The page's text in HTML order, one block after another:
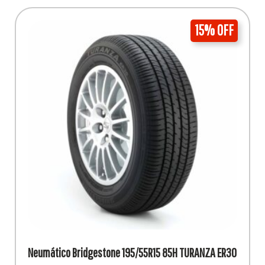
15% OFF
Neumático Bridgestone 195/55R15 85H TURANZA ER30